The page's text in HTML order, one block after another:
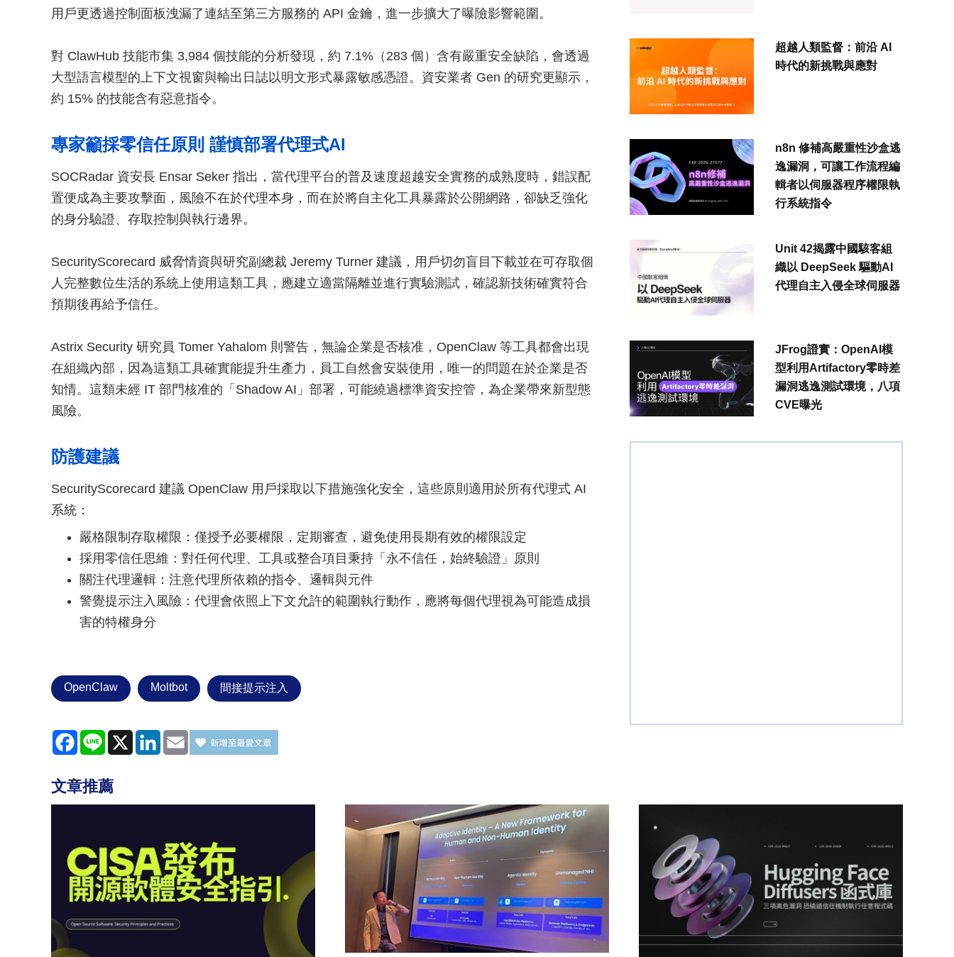
用戶更透過控制面板洩漏了連結至第三方服務的 API 金鑰，進一步擴大了曝險影響範圍。
對 ClawHub 技能市集 3,984 個技能的分析發現，約 7.1%（283 個）含有嚴重安全缺陷，會透過
大型語言模型的上下文視窗與輸出日誌以明文形式暴露敏感憑證。資安業者 Gen 的研究更顯示，
約 15% 的技能含有惡意指令。
專家籲採零信任原則 謹慎部署代理式AI
SOCRadar 資安長 Ensar Seker 指出，當代理平台的普及速度超越安全實務的成熟度時，錯誤配
置便成為主要攻擊面，風險不在於代理本身，而在於將自主化工具暴露於公開網路，卻缺乏強化
的身分驗證、存取控制與執行邊界。
SecurityScorecard 威脅情資與研究副總裁 Jeremy Turner 建議，用戶切勿盲目下載並在可存取個
人完整數位生活的系統上使用這類工具，應建立適當隔離並進行實驗測試，確認新技術確實符合
預期後再給予信任。
Astrix Security 研究員 Tomer Yahalom 則警告，無論企業是否核准，OpenClaw 等工具都會出現
在組織內部，因為這類工具確實能提升生產力，員工自然會安裝使用，唯一的問題在於企業是否
知情。這類未經 IT 部門核准的「Shadow AI」部署，可能繞過標準資安控管，為企業帶來新型態
風險。
防護建議
SecurityScorecard 建議 OpenClaw 用戶採取以下措施強化安全，這些原則適用於所有代理式 AI
系統：
嚴格限制存取權限：僅授予必要權限，定期審查，避免使用長期有效的權限設定
採用零信任思維：對任何代理、工具或整合項目秉持「永不信任，始終驗證」原則
關注代理邏輯：注意代理所依賴的指令、邏輯與元件
警覺提示注入風險：代理會依照上下文允許的範圍執行動作，應將每個代理視為可能造成損
害的特權身分
OpenClaw Moltbot 間接提示注入
Facebook
Line X LinkedInEmail
超越人類監督：前沿 AI
時代的新挑戰與應對
n8n 修補高嚴重性沙盒逃
逸漏洞，可讓工作流程編
輯者以伺服器程序權限執
行系統指令
Unit 42揭露中國駭客組
織以 DeepSeek 驅動AI
代理自主入侵全球伺服器
JFrog證實：OpenAI模
型利用Artifactory零時差
漏洞逃逸測試環境，八項
CVE曝光
文章推薦